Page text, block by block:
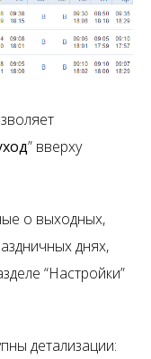
” вверху
о выходных,
днях,
“Настройки”
детализации: